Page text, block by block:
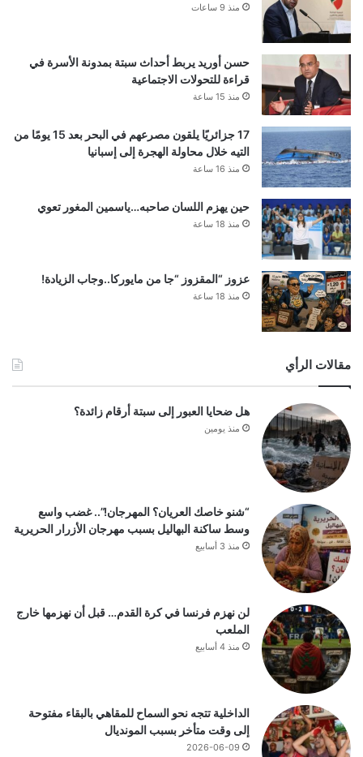
منذ 9 ساعات
حسن أوريد يربط أحداث سبتة بمدونة الأسرة في
قراءة للتحولات الاجتماعية
منذ 15 ساعة
17 جزائريًا يلقون مصرعهم في البحر بعد 15 يومًا من
التيه خلال محاولة الهجرة إلى إسبانيا
منذ 16 ساعة
حين يهزم اللسان صاحبه…ياسمين المغور تعوي
منذ 18 ساعة
عزوز “المقزوز “جا من مايوركا..وجاب الزيادة!
منذ 18 ساعة
مقالات الرأي
هل ضحايا العبور إلى سبتة أرقام زائدة؟
منذ يومين
“شنو خاصك العريان؟ المهرجان!”.. غضب واسع
وسط ساكنة البهاليل بسبب مهرجان الأزرار الحريرية
منذ 3 أسابيع
لن نهزم فرنسا في كرة القدم… قبل أن نهزمها خارج
الملعب
منذ 4 أسابيع
الداخلية تتجه نحو السماح للمقاهي بالبقاء مفتوحة
إلى وقت متأخر بسبب المونديال
2026-06-09